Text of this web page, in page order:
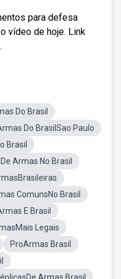
para defesa
vídeo de hoje. Link
Do Brasil
Do BrasilSao Paulo
Brasil
Armas No Brasil
ComunsNo Brasil
E Brasil
Legais
ProArmas Brasil